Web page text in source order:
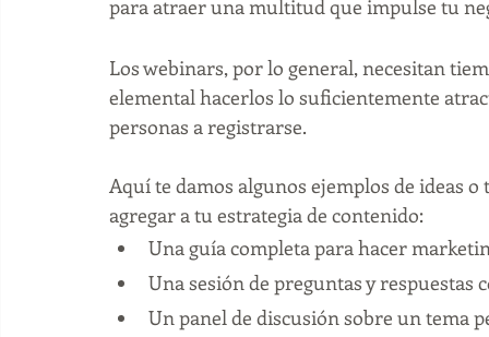
para atraer una multitud que impulse tu
Los webinars, por lo general, necesitan
elemental hacerlos lo suficientemente
personas a registrarse.
Aquí te damos algunos ejemplos de ideas
agregar a tu estrategia de contenido:
Una guía completa para hacer
Una sesión de preguntas y respuestas
Un panel de discusión sobre un tema